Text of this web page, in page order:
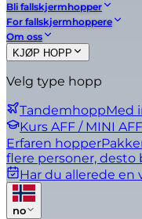
Bli fallskjermhopper
For fallskjermhoppere
Om oss
KJØP HOPP
Velg type hopp
TandemhoppMed
Kurs AFF / MINI AFF
Erfaren hopper
flere personer, desto
Har du allerede en
no